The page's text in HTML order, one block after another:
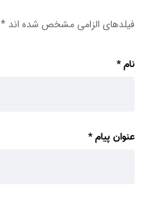
فیلدهای الزامی مشخص شده اند *
نام*
عنوان پیام*